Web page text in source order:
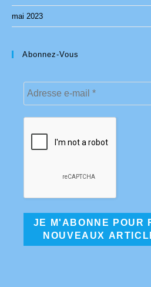
mai 2023
Abonnez-Vous